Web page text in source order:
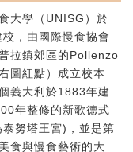
大學（UNISG）於
，由國際慢食協會
拉鎮郊區的Pollenzo
圖紅點）成立校本
義大利於1883年建
年整修的新歌德式
努塔王宮)，並是第
食與慢食藝術的大